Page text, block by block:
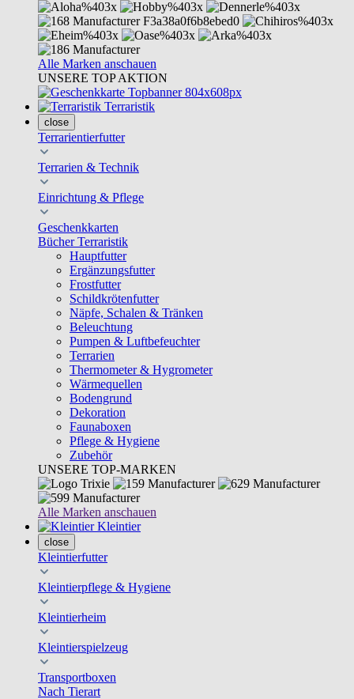
Alle Marken anschauen
UNSERE TOP AKTION
Terraristik
close
Terrarientierfutter
Terrarien & Technik
Einrichtung & Pflege
Geschenkkarten
Bücher Terraristik
Hauptfutter
Ergänzungsfutter
Frostfutter
Schildkrötenfutter
Näpfe, Schalen & Tränken
Beleuchtung
Pumpen & Luftbefeuchter
Terrarien
Thermometer & Hygrometer
Wärmequellen
Bodengrund
Dekoration
Faunaboxen
Pflege & Hygiene
Zubehör
UNSERE TOP-MARKEN
Alle Marken anschauen
Kleintier
close
Kleintierfutter
Kleintierpflege & Hygiene
Kleintierheim
Kleintierspielzeug
Transportboxen
Nach Tierart